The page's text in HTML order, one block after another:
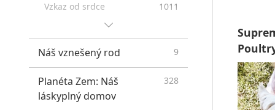
Vzkaz od srdce
1011
Náš vznešený rod 9
Planéta Zem: Náš
láskyplný domov
328